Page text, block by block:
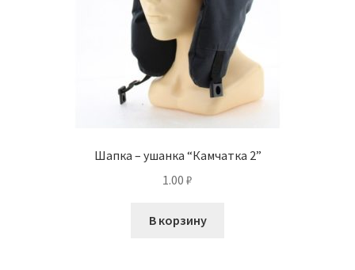
Шапка – ушанка “Камчатка 2”
1.00 ₽
В корзину